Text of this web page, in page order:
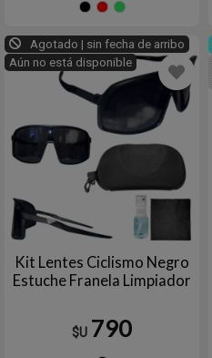
Agotado | sin fecha de arribo
Aún no está disponible
Kit Lentes Ciclismo Negro
Estuche Franela Limpiador
$U 790